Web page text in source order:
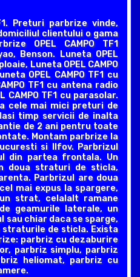
Preturi parbrize vinde,
clientului o gama
OPEL CAMPO TF1
Benson. Luneta OPEL
Luneta OPEL CAMPO
OPEL CAMPO TF1 cu
TF1 cu antena radio
CAMPO TF1 cu parasolar.
cele mai mici preturi de
timp servicii de inalta
de 2 ani pentru toate
Montam parbrize la
si Ilfov. Parbrizul
din partea frontala. Un
doua straturi de sticla,
Parbrizul are doua
mai expus la spargere,
strat, celalalt ramane
geamurile laterale, un
sau chiar daca se sparge,
de sticla. Exista
parbriz cu dezaburire
parbriz simplu, parbriz
heliomat, parbriz cu